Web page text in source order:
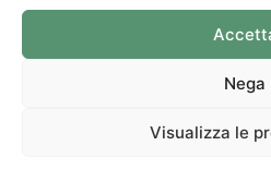
Nega
Visualizza le
Via Nazionale, 11 –
(CN)
840.52
P.iva